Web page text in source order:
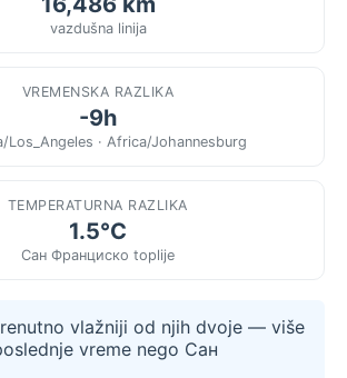
vazdušna linija
VREMENSKA RAZLIKA
-9h
Los_Angeles · Africa/Johannesburg
TEMPERATURNA RAZLIKA
1.5°C
Сан Франциско toplije
vlažniji od njih dvoje — više
vreme nego Сан